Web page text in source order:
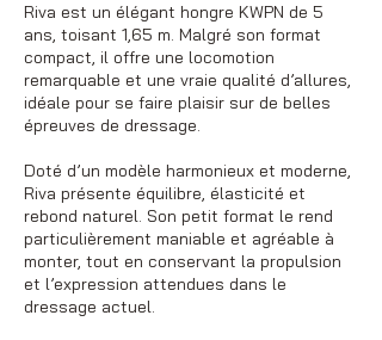
Riva est un élégant hongre KWPN de 5
ans, toisant 1,65 m. Malgré son format
compact, il offre une locomotion
remarquable et une vraie qualité d’allures,
idéale pour se faire plaisir sur de belles
épreuves de dressage.
Doté d’un modèle harmonieux et moderne,
Riva présente équilibre, élasticité et
rebond naturel. Son petit format le rend
particulièrement maniable et agréable à
monter, tout en conservant la propulsion
et l’expression attendues dans le
dressage actuel.